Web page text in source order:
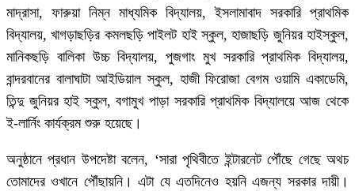
মাদ্রাসা, ফারুয়া নিম্ন মাধ্যমিক বিদ্যালয়, ইসলামাবাদ সরকারি প্রাথমিক
বিদ্যালয়, খাগড়াছড়ির কমলছড়ি পাইলট হাই স্কুল, হাজাছড়ি জুনিয়র হাইস্কুল,
মানিকছড়ি বালিকা উচ্চ বিদ্যালয়, পুজগাং মুখ সরকারি প্রাথমিক বিদ্যালয়,
বান্দরবানের বালাঘাটা আইডিয়াল স্কুল, হাজী ফিরোজা বেগম ওয়ামি একাডেমি,
তিন্দু জুনিয়র হাই স্কুল, বগামুখ পাড়া সরকারি প্রাথমিক বিদ্যালয়ে আজ থেকে
ই-লার্নিং কার্যক্রম শুরু হয়েছে।
অনুষ্ঠানে প্রধান উপদেষ্টা বলেন, ‘সারা পৃথিবীতে ইন্টারনেট পৌঁছে গেছে অথচ
তোমাদের ওখানে পৌঁছায়নি। এটা যে এতদিনেও হয়নি এজন্য সরকার দায়ী।